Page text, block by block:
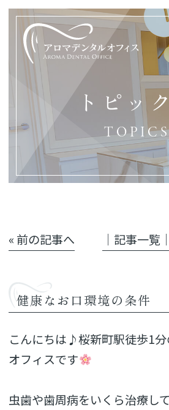
トピッ
« 前の記事へ │記事一覧│
健康なお口環境の条件
こんにちは♪桜新町駅徒歩1
オフィスです
虫歯や歯周病をいくら治療し